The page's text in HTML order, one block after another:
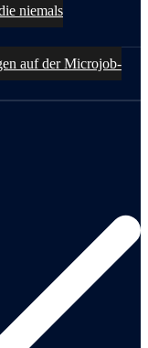
niemals
auf der Microjob-